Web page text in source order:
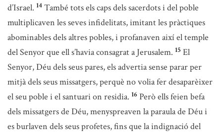
d’Israel. 14 També tots els caps dels sacerdots i del poble
multiplicaven les seves infidelitats, imitant les pràctiques
abominables dels altres pobles, i profanaven així el temple
del Senyor que ell s’havia consagrat a Jerusalem. 15 El
Senyor, Déu dels seus pares, els advertia sense parar per
mitjà dels seus missatgers, perquè no volia fer desaparèixer
el seu poble i el santuari on residia. 16 Però ells feien befa
dels missatgers de Déu, menyspreaven la paraula de Déu i
es burlaven dels seus profetes, fins que la indignació del